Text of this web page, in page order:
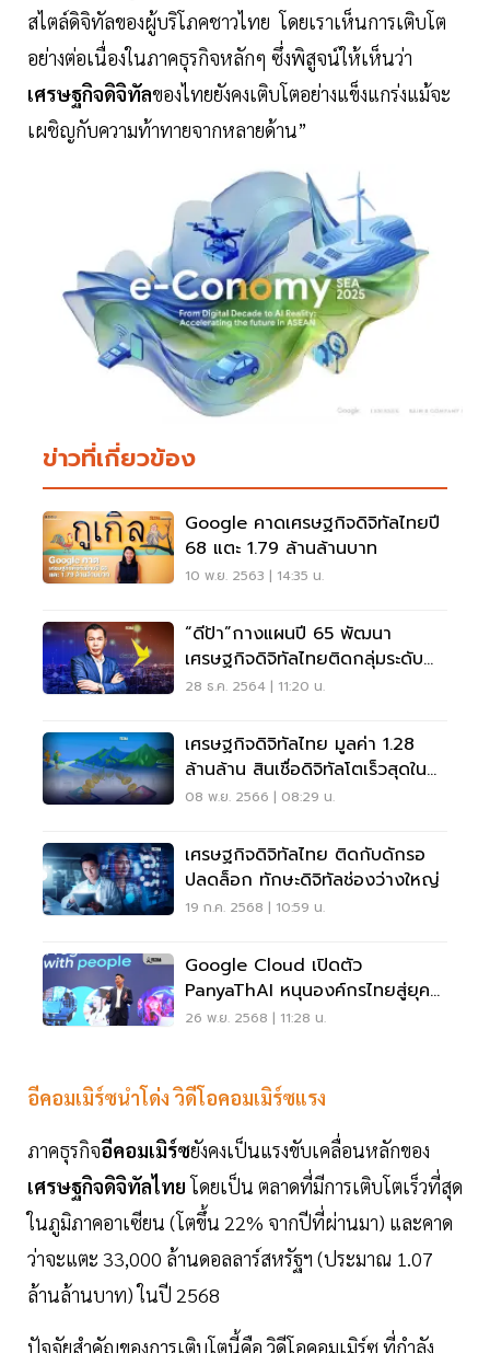
สไตล์ดิจิทัลของผู้บริโภคชาวไทย โดยเราเห็นการเติบโต
อย่างต่อเนื่องในภาคธุรกิจหลักๆ ซึ่งพิสูจน์ให้เห็นว่า
เศรษฐกิจดิจิทัลของไทยยังคงเติบโตอย่างแข็งแกร่งแม้จะ
เผชิญกับความท้าทายจากหลายด้าน”
ข่าวที่เกี่ยวข้อง
Google คาดเศรษฐกิจดิจิทัลไทยปี
68 แตะ 1.79 ล้านล้านบาท
10 พ.ย. 2563 | 14:35 น.
“ดีป้า”กางแผนปี 65 พัฒนา
เศรษฐกิจดิจิทัลไทยติดกลุ่มระดับ
โลก
28 ธ.ค. 2564 | 11:20 น.
เศรษฐกิจดิจิทัลไทย มูลค่า 1.28
ล้านล้าน สินเชื่อดิจิทัลโตเร็วสุดใน
ภูมิภาค
08 พ.ย. 2566 | 08:29 น.
เศรษฐกิจดิจิทัลไทย ติดกับดักรอ
ปลดล็อก ทักษะดิจิทัลช่องว่างใหญ่
19 ก.ค. 2568 | 10:59 น.
Google Cloud เปิดตัว
PanyaThAI หนุนองค์กรไทยสู่ยุค
Agentic AI
26 พ.ย. 2568 | 11:28 น.
อีคอมเมิร์ซนำโด่ง วิดีโอคอมเมิร์ซแรง
ภาคธุรกิจอีคอมเมิร์ซยังคงเป็นแรงขับเคลื่อนหลักของ
เศรษฐกิจดิจิทัลไทยโดยเป็น ตลาดที่มีการเติบโตเร็วที่สุด
ในภูมิภาคอาเซียน (โตขึ้น 22% จากปีที่ผ่านมา) และคาด
ว่าจะแตะ 33,000 ล้านดอลลาร์สหรัฐฯ (ประมาณ 1.07
ล้านล้านบาท) ในปี 2568
ปัจจัยสำคัญของการเติบโตนี้คือ วิดีโอคอมเมิร์ซ ที่กำลัง